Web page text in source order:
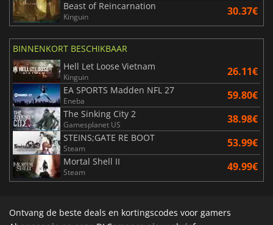
Beast of Reincarnation
Kinguin 30.37€
BINNENKORT BESCHIKBAAR
Hell Let Loose Vietnam
Kinguin 26.11€
EA SPORTS Madden NFL 27
Eneba 59.80€
The Sinking City 2
Gamesplanet US 38.98€
STEINS;GATE RE BOOT
Steam 53.99€
Mortal Shell II
Steam 49.99€
Ontvang de beste deals en kortingscodes voor gamers